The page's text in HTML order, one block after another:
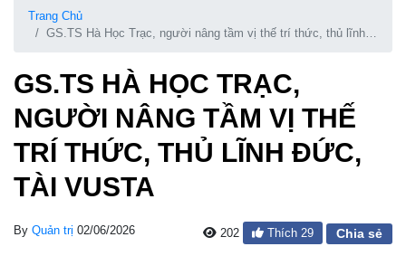
Trang Chủ
GS.TS Hà Học Trạc, người nâng tầm vị thế trí thức, thủ lĩnh
GS.TS HÀ HỌC TRẠC,
NGƯỜI NÂNG TẦM VỊ THẾ
TRÍ THỨC, THỦ LĨNH ĐỨC,
TÀI VUSTA
By Quản trị 02/06/2026 202 Thích 29 Chia sẻ